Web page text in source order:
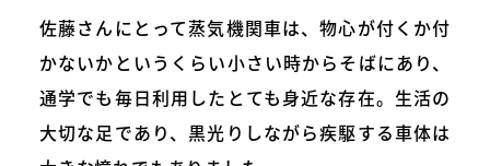
佐藤さんにとって蒸気機関車は、物心が付くか付
かないかというくらい小さい時からそばにあり、
通学でも毎日利用したとても身近な存在。生活の
大切な足であり、黒光りしながら疾駆する車体は